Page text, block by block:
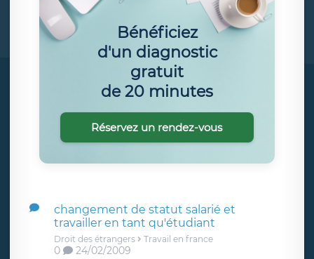
changement de statut salarié et
travailler en tant qu'étudiant
Droit des étrangers Travail en france
0 24/02/2009
Bénéficiez
d'un diagnostic
gratuit
de 20 minutes
Réservez un rendez-vous